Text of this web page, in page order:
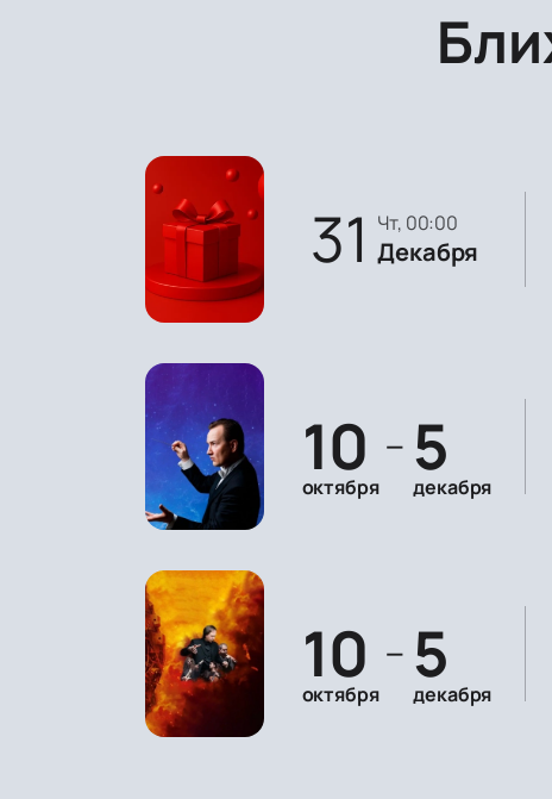
31 чт, 00:00
Декабря
10
октября
— 5
декабря
10
октября
— 5
декабря